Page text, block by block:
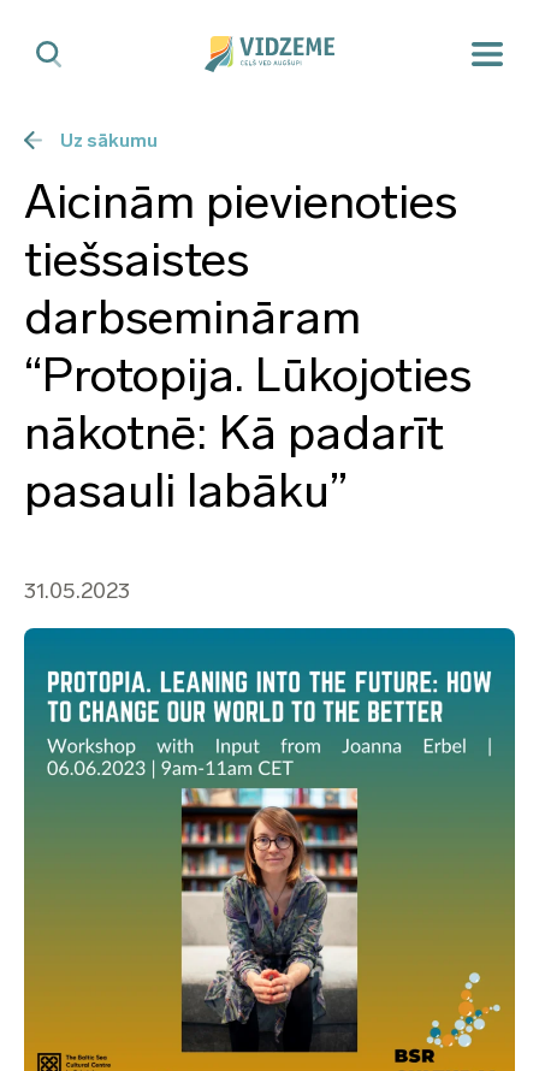
Uz sākumu
Aicinām pievienoties
tiešsaistes
darbsemināram
“Protopija. Lūkojoties
nākotnē: Kā padarīt
pasauli labāku”
31.05.2023